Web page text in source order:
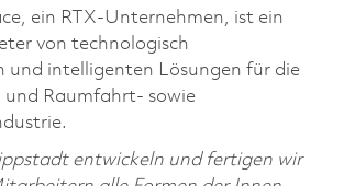
ein RTX-Unternehmen, ist ein
von technologisch
und intelligenten Lösungen für die
Raumfahrt- sowie
entwickeln und fertigen wir